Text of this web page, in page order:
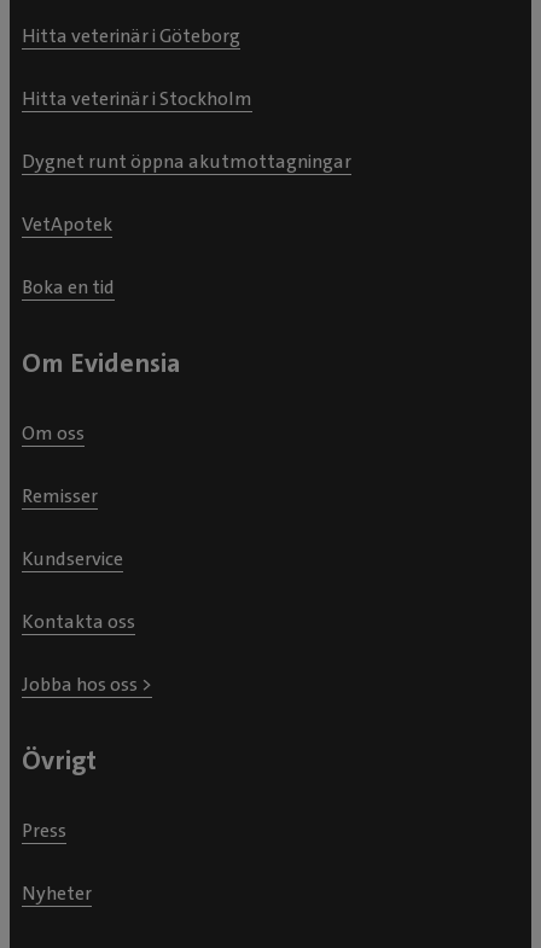
Hitta veterinär i Göteborg
Hitta veterinär i Stockholm
Dygnet runt öppna akutmottagningar
VetApotek
Boka en tid
Om Evidensia
Om oss
Remisser
Kundservice
Kontakta oss
Jobba hos oss >
Övrigt
Press
Nyheter